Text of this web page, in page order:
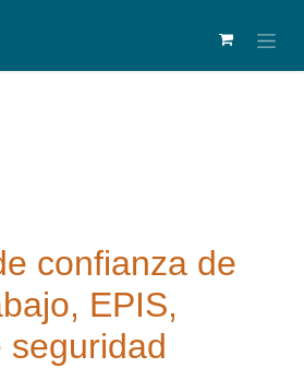
confianza de
EPIS,
seguridad